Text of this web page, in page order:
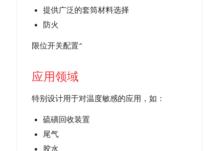
提供广泛的套筒材料选择
防火
限位开关配置^
应用领域
特别设计用于对温度敏感的应用，如：
硫磺回收装置
尾气
胶水